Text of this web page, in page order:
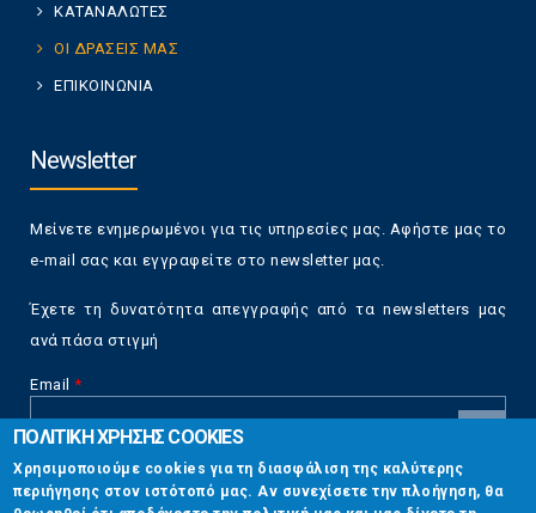
ΚΑΤΑΝΑΛΩΤΕΣ
ΟΙ ΔΡΑΣΕΙΣ ΜΑΣ
ΕΠΙΚΟΙΝΩΝΙΑ
Newsletter
Μείνετε ενημερωμένοι για τις υπηρεσίες μας. Αφήστε μας το
e-mail σας και εγγραφείτε στο newsletter μας.
Έχετε τη δυνατότητα απεγγραφής από τα newsletters μας
ανά πάσα στιγμή
Email *
CAPTCHA
This
question is
Επικοινωνία
ΠΟΛΙΤΙΚΗ ΧΡΗΣΗΣ COOKIES
Χρησιμοποιούμε cookies για τη διασφάλιση της καλύτερης
περιήγησης στον ιστότοπό μας. Αν συνεχίσετε την πλοήγηση, θα